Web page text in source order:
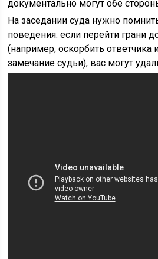
документально могут обе
На заседании суда нужно
поведения: если перейти грани
(например, оскорбить ответчика
замечание судьи), вас могут